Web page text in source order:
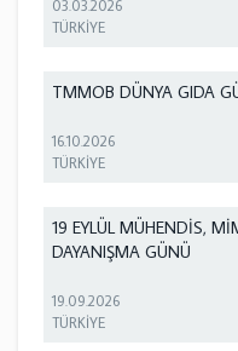
03.03.2026
TÜRKİYE
TMMOB DÜNYA GIDA
16.10.2026
TÜRKİYE
19 EYLÜL MÜHENDİS,
DAYANIŞMA GÜNÜ
19.09.2026
TÜRKİYE